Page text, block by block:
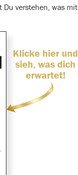
verstehen, was mit
Klicke hier und
sieh, was dich
erwartet!